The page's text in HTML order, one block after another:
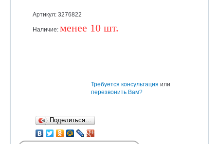
Артикул: 3276822
Наличие: менее 10 шт.
Поделиться…
Требуется консультация или
перезвонить Вам?